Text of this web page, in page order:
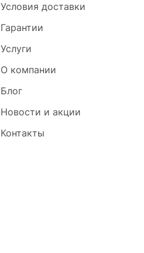
Условия доставки
Гарантии
Услуги
О компании
Блог
Новости и акции
Контакты